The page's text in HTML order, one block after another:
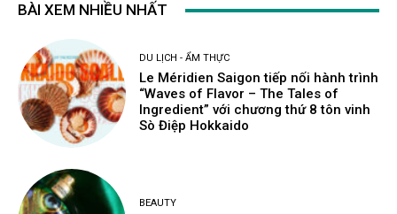
BÀI XEM NHIỀU NHẤT
DU LỊCH - ẨM THỰC
Le Méridien Saigon tiếp nối hành trình
“Waves of Flavor – The Tales of
Ingredient” với chương thứ 8 tôn vinh
Sò Điệp Hokkaido
BEAUTY